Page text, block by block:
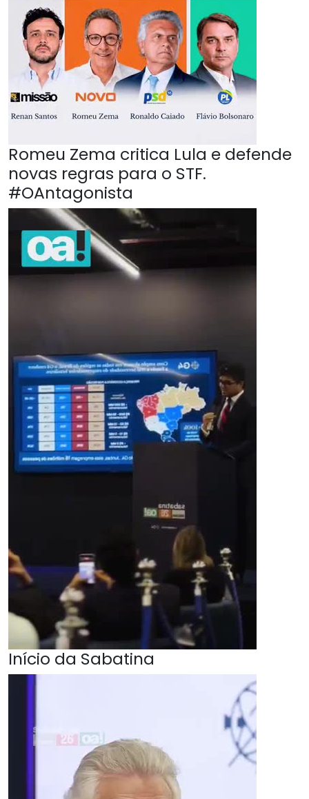
Romeu Zema critica Lula e defende
novas regras para o STF.
#OAntagonista
Início da Sabatina